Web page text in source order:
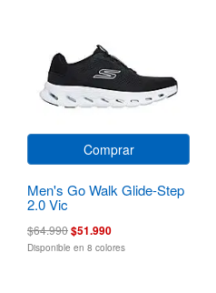
Comprar
Men's Go Walk Glide-Step
2.0 Vic
$64.990$51.990
Disponible en 8 colores